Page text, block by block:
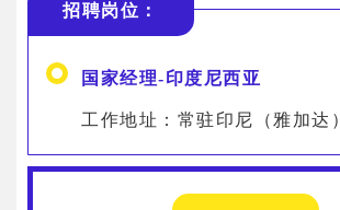
招聘岗位：
国家经理-印度尼西亚
工作地址：常驻印尼（雅加达）